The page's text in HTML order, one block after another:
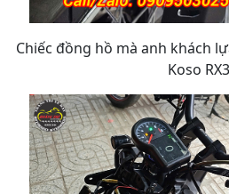
Chiếc đồng hồ mà anh khách
Koso RX3